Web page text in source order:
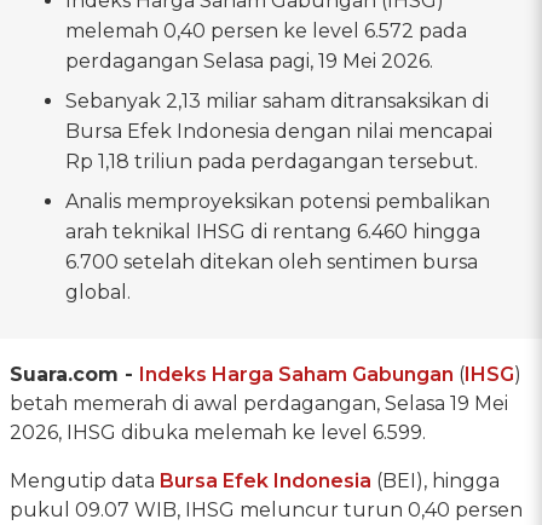
melemah 0,40 persen ke level 6.572 pada
perdagangan Selasa pagi, 19 Mei 2026.
Sebanyak 2,13 miliar saham ditransaksikan di
Bursa Efek Indonesia dengan nilai mencapai
Rp 1,18 triliun pada perdagangan tersebut.
Analis memproyeksikan potensi pembalikan
arah teknikal IHSG di rentang 6.460 hingga
6.700 setelah ditekan oleh sentimen bursa
global.
Suara.com - Indeks Harga Saham Gabungan (IHSG)
betah memerah di awal perdagangan, Selasa 19 Mei
2026, IHSG dibuka melemah ke level 6.599.
Mengutip data Bursa Efek Indonesia (BEI), hingga
pukul 09.07 WIB, IHSG meluncur turun 0,40 persen